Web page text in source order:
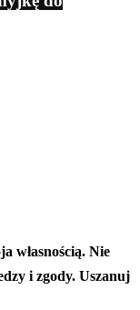
własnością. Nie
i zgody. Uszanuj